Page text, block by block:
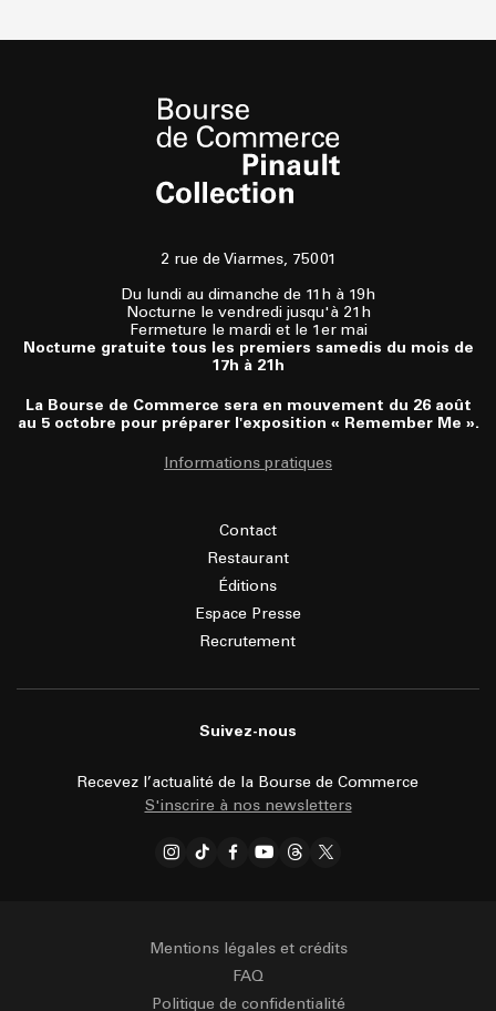
2 rue de Viarmes, 75001
Du lundi au dimanche de 11h à 19h
Nocturne le vendredi jusqu'à 21h
Fermeture le mardi et le 1er mai
Nocturne gratuite tous les premiers samedis du mois de
17h à 21h
La Bourse de Commerce sera en mouvement du 26 août
au 5 octobre pour préparer l'exposition « Remember Me ».
Informations pratiques
Contact
Restaurant
Éditions
Espace Presse
Recrutement
Suivez-nous
Recevez l’actualité de la Bourse de Commerce
S'inscrire à nos newsletters
Mentions légales et crédits
FAQ
Politique de confidentialité